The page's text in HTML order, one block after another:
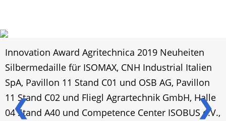
❮ ❯
Innovation Award Agritechnica 2019 Neuheiten
Silbermedaille für ISOMAX, CNH Industrial Italien
SpA, Pavillon 11 Stand C01 und OSB AG, Pavillon
11 Stand C02 und Fliegl Agrartechnik GmbH, Halle
04 Stand A40 und Competence Center ISOBUS e.V.,